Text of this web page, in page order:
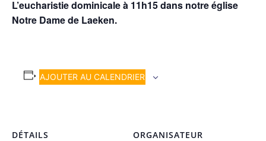
L’eucharistie dominicale à 11h15 dans notre église
Notre Dame de Laeken.
AJOUTER AU CALENDRIER
DÉTAILS ORGANISATEUR